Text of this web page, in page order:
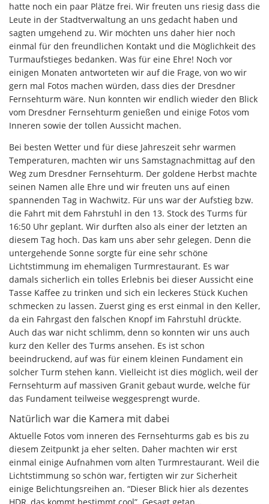
hatte noch ein paar Plätze frei. Wir freuten uns riesig dass die
Leute in der Stadtverwaltung an uns gedacht haben und
sagten umgehend zu. Wir möchten uns daher hier noch
einmal für den freundlichen Kontakt und die Möglichkeit des
Turmaufstieges bedanken. Was für eine Ehre! Noch vor
einigen Monaten antworteten wir auf die Frage, von wo wir
gern mal Fotos machen würden, dass dies der Dresdner
Fernsehturm wäre. Nun konnten wir endlich wieder den Blick
vom Dresdner Fernsehturm genießen und einige Fotos vom
Inneren sowie der tollen Aussicht machen.
Bei besten Wetter und für diese Jahreszeit sehr warmen
Temperaturen, machten wir uns Samstagnachmittag auf den
Weg zum Dresdner Fernsehturm. Der goldene Herbst machte
seinen Namen alle Ehre und wir freuten uns auf einen
spannenden Tag in Wachwitz. Für uns war der Aufstieg bzw.
die Fahrt mit dem Fahrstuhl in den 13. Stock des Turms für
16:50 Uhr geplant. Wir durften also als einer der letzten an
diesem Tag hoch. Das kam uns aber sehr gelegen. Denn die
untergehende Sonne sorgte für eine sehr schöne
Lichtstimmung im ehemaligen Turmrestaurant. Es war
damals sicherlich ein tolles Erlebnis bei dieser Aussicht eine
Tasse Kaffee zu trinken und sich ein leckeres Stück Kuchen
schmecken zu lassen. Zuerst ging es erst einmal in den Keller,
da ein Fahrgast den falschen Knopf im Fahrstuhl drückte.
Auch das war nicht schlimm, denn so konnten wir uns auch
kurz den Keller des Turms ansehen. Es ist schon
beeindruckend, auf was für einem kleinen Fundament ein
solcher Turm stehen kann. Vielleicht ist dies möglich, weil der
Fernsehturm auf massiven Granit gebaut wurde, welche für
das Fundament teilweise weggesprengt wurde.
Natürlich war die Kamera mit dabei
Aktuelle Fotos vom inneren des Fernsehturms gab es bis zu
diesem Zeitpunkt ja eher selten. Daher machten wir erst
einmal einige Aufnahmen vom alten Turmrestaurant. Weil die
Lichtstimmung so schön war, fertigten wir zur Sicherheit
einige Belichtungsreihen an. “Dieser Blick hier als dezentes